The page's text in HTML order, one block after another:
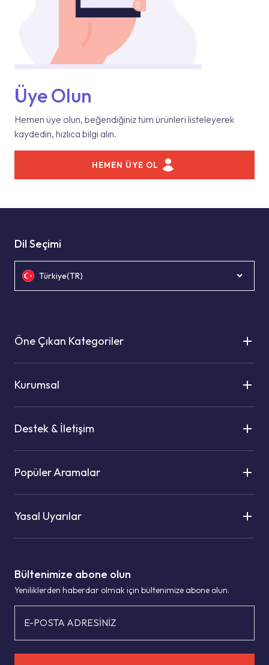
Üye Olun
Hemen üye olun, beğendiğiniz tüm ürünleri listeleyerek
kaydedin, hızlıca bilgi alın.
HEMEN ÜYE OL
Bültenimize abone olun
Yeniliklerden haberdar olmak için bültenimize abone olun.
E-POSTA ADRESİNİZ
Dil Seçimi
Türkiye(TR)
Öne Çıkan Kategoriler
Kurumsal
Destek & İletişim
Popüler Aramalar
Yasal Uyarılar